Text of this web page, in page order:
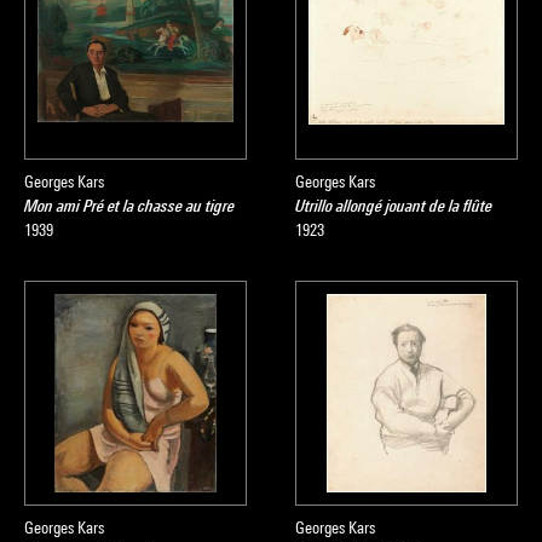
Georges Kars
Mon ami Pré et la chasse au tigre
1939
Georges Kars
Utrillo allongé jouant de la flûte
1923
Georges Kars
Georges Kars